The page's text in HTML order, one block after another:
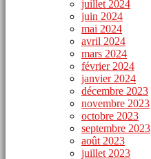
juillet 2024
juin 2024
mai 2024
avril 2024
mars 2024
février 2024
janvier 2024
décembre 2023
novembre 2023
octobre 2023
septembre 2023
août 2023
juillet 2023